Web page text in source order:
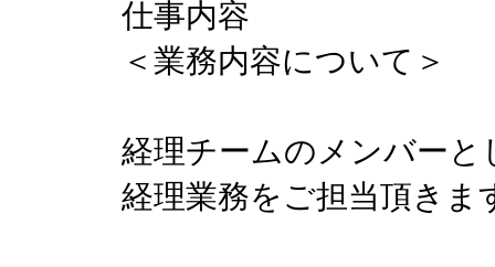
仕事内容
＜業務内容について＞
経理チームのメンバー
経理業務をご担当頂きま